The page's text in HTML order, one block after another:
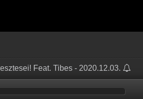
Feat. Tibes - 2020.12.03.